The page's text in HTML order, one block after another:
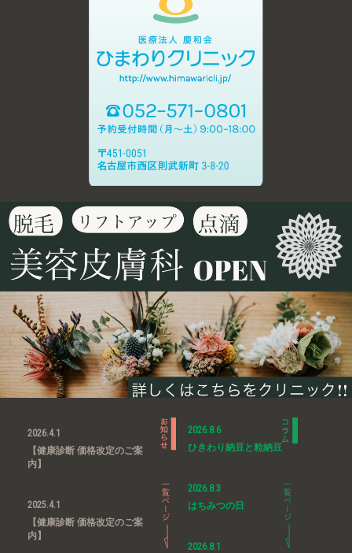
2026.4.1
【健康診断 価格改定のご案
内】
2025.4.1
【健康診断 価格改定のご案
内】
2026.8.6
ひきわり納豆と粒納豆
2026.8.3
はちみつの日
2026.8.1